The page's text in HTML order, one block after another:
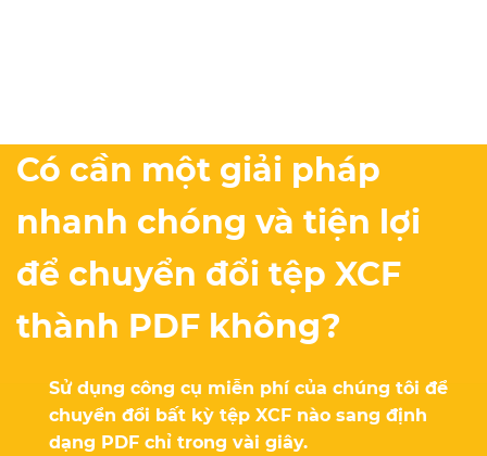
Có cần một giải pháp
nhanh chóng và tiện lợi
để chuyển đổi tệp XCF
thành PDF không?
Sử dụng công cụ miễn phí của chúng tôi để
chuyển đổi bất kỳ tệp XCF nào sang định
dạng PDF chỉ trong vài giây.